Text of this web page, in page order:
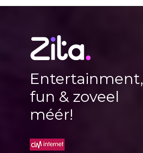
Entertainment,
fun & zoveel
méér!